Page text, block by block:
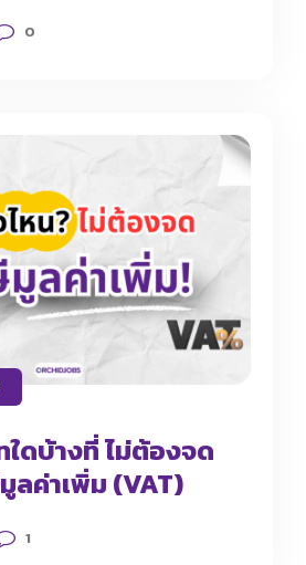
0
ใดบ้างที่ ไม่ต้องจด
ลค่าเพิ่ม (VAT)
1